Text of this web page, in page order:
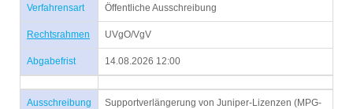
Verfahrensart Öffentliche Ausschreibung
Rechtsrahmen UVgO/VgV
Abgabefrist 14.08.2026 12:00
Ausschreibung
Supportverlängerung von Juniper-Lizenzen (MPG-